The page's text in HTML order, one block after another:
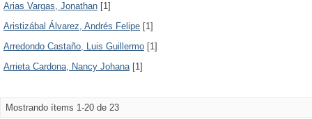
Arias Vargas, Jonathan [1]
Aristizábal Álvarez, Andrés Felipe [1]
Arredondo Castaño, Luis Guillermo [1]
Arrieta Cardona, Nancy Johana[1]
Mostrando ítems 1-20 de 23